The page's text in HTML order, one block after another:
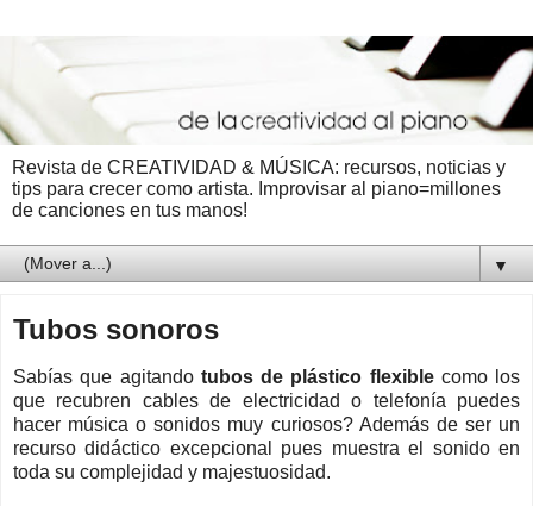
Revista de CREATIVIDAD & MÚSICA: recursos, noticias y
tips para crecer como artista. Improvisar al piano=millones
de canciones en tus manos!
▼
Tubos sonoros
Sabías que agitando tubos de plástico flexiblecomo los
que recubren cables de electricidad o telefonía puedes
hacer música o sonidos muy curiosos? Además de ser un
recurso didáctico excepcional pues muestra el sonido en
toda su complejidad y majestuosidad.